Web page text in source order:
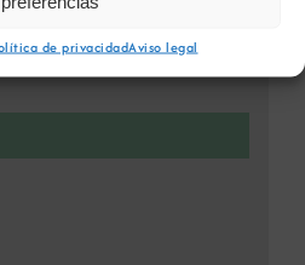
de privacidadAviso legal